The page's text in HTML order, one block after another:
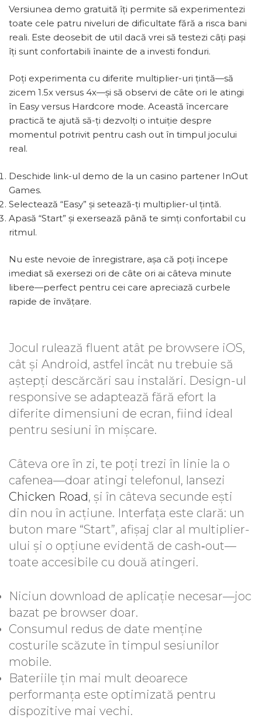
Versiunea demo gratuită îți permite să experimentezi
toate cele patru niveluri de dificultate fără a risca bani
reali. Este deosebit de util dacă vrei să testezi câți pași
îți sunt confortabili înainte de a investi fonduri.
Poți experimenta cu diferite multiplier-uri țintă—să
zicem 1.5x versus 4x—și să observi de câte ori le atingi
în Easy versus Hardcore mode. Această încercare
practică te ajută să-ți dezvolți o intuiție despre
momentul potrivit pentru cash out în timpul jocului
real.
Deschide link-ul demo de la un casino partener InOut
Games.
Selectează “Easy” și setează-ți multiplier-ul țintă.
Apasă “Start” și exersează până te simți confortabil cu
ritmul.
Nu este nevoie de înregistrare, așa că poți începe
imediat să exersezi ori de câte ori ai câteva minute
libere—perfect pentru cei care apreciază curbele
rapide de învățare.
Jocul rulează fluent atât pe browsere iOS,
cât și Android, astfel încât nu trebuie să
aștepți descărcări sau instalări. Design-ul
responsive se adaptează fără efort la
diferite dimensiuni de ecran, fiind ideal
pentru sesiuni în mișcare.
Câteva ore în zi, te poți trezi în linie la o
cafenea—doar atingi telefonul, lansezi
Chicken Road, și în câteva secunde ești
din nou în acțiune. Interfața este clară: un
buton mare “Start”, afișaj clar al multiplier-
ului și o opțiune evidentă de cash‑out—
toate accesibile cu două atingeri.
Niciun download de aplicație necesar—joc
bazat pe browser doar.
Consumul redus de date menține
costurile scăzute în timpul sesiunilor
mobile.
Bateriile țin mai mult deoarece
performanța este optimizată pentru
dispozitive mai vechi.